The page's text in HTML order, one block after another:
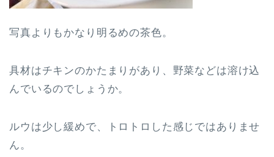
写真よりもかなり明るめの茶色。
具材はチキンのかたまりがあり、野菜などは溶け込
んでいるのでしょうか。
ルウは少し緩めで、トロトロした感じではありませ
ん。